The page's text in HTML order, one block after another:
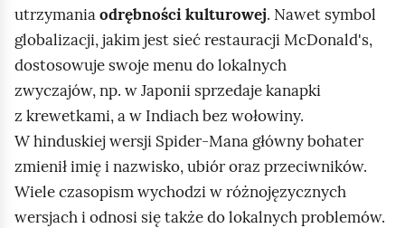
utrzymaniaodrębności kulturowej. Nawet symbol
globalizacji, jakim jest sieć restauracji McDonald's,
dostosowuje swoje menu do lokalnych
zwyczajów, np. w Japonii sprzedaje kanapki
z krewetkami, a w Indiach bez wołowiny.
W hinduskiej wersji Spider‑Mana główny bohater
zmienił imię i nazwisko, ubiór oraz przeciwników.
Wiele czasopism wychodzi w różnojęzycznych
wersjach i odnosi się także do lokalnych problemów.